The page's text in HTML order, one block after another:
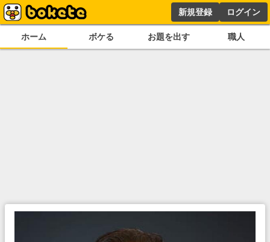
新規登録 ログイン
ホーム ボケる お題を出す 職人